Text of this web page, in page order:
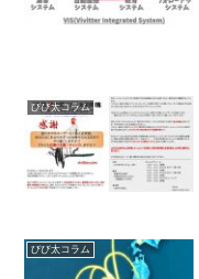
びび太コラム
びび太コラム